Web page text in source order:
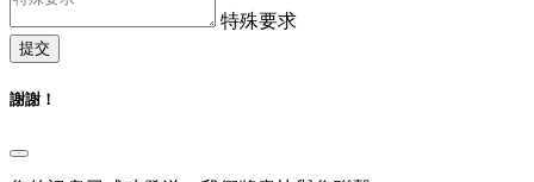
特殊要求
提交
謝謝！